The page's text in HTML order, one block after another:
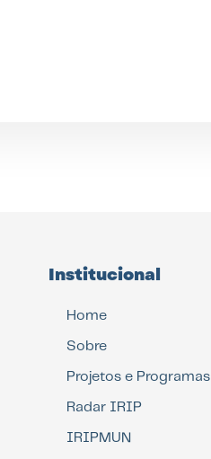
Institucional
Home
Sobre
Projetos e Programas
Radar IRIP
IRIPMUN